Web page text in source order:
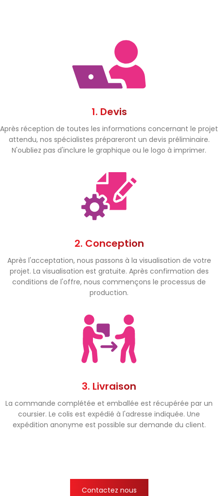
1. Devis
Après réception de toutes les informations concernant le projet
attendu, nos spécialistes prépareront un devis préliminaire.
N'oubliez pas d'inclure le graphique ou le logo à imprimer.
2. Conception
Après l'acceptation, nous passons à la visualisation de votre
projet. La visualisation est gratuite. Après confirmation des
conditions de l'offre, nous commençons le processus de
production.
3. Livraison
La commande complétée et emballée est récupérée par un
coursier. Le colis est expédié à l'adresse indiquée. Une
expédition anonyme est possible sur demande du client.
Contactez nous